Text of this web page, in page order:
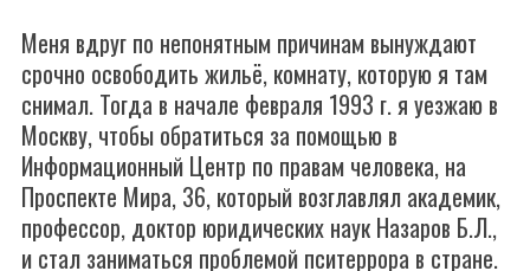
Меня вдруг по непонятным причинам вынуждают
срочно освободить жильё, комнату, которую я там
снимал. Тогда в начале февраля 1993 г. я уезжаю в
Москву, чтобы обратиться за помощью в
Информационный Центр по правам человека, на
Проспекте Мира, 36, который возглавлял академик,
профессор, доктор юридических наук Назаров Б.Л.,
и стал заниматься проблемой пситеррора в стране.